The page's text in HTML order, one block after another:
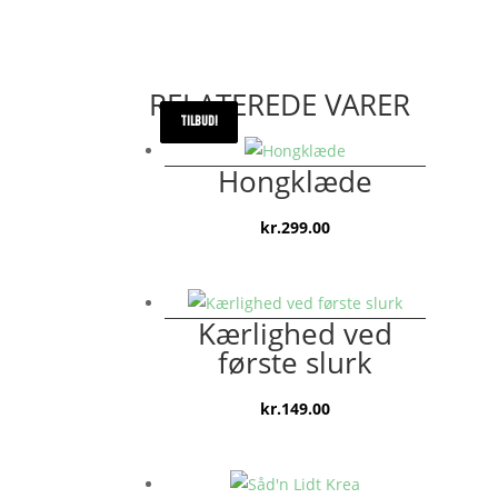
RELATEREDE VARER
Hongklæde
kr.299.00
Kærlighed ved
første slurk
kr.149.00
TILBUD!
TILBUD!